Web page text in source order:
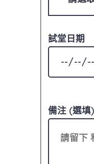
試堂日期
備注 (選填)